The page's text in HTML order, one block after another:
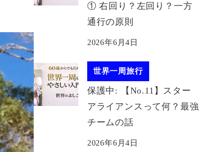
① 右回り？左回り？一方
通行の原則
2026年6月4日
世界一周旅行
保護中: 【No.11】スター
アライアンスって何？最強
チームの話
2026年6月4日